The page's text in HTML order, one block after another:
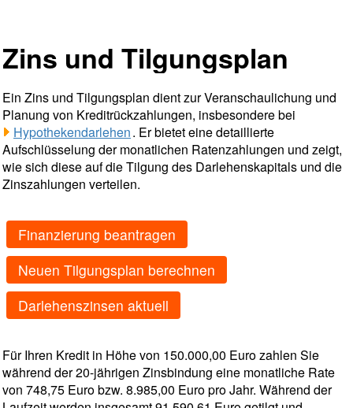
Zins und Tilgungsplan
Ein Zins und Tilgungsplan dient zur Veranschaulichung und
Planung von Kreditrückzahlungen, insbesondere bei
Hypothekendarlehen. Er bietet eine detaillierte
Aufschlüsselung der monatlichen Ratenzahlungen und zeigt,
wie sich diese auf die Tilgung des Darlehenskapitals und die
Zinszahlungen verteilen.
Finanzierung beantragen
Neuen Tilgungsplan berechnen
Darlehenszinsen aktuell
Für Ihren Kredit in Höhe von 150.000,00 Euro zahlen Sie
während der 20-jährigen Zinsbindung eine monatliche Rate
von 748,75 Euro bzw. 8.985,00 Euro pro Jahr. Während der